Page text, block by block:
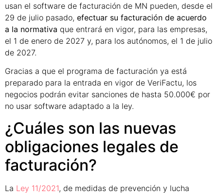
usan el software de facturación de MN pueden, desde el
29 de julio pasado, efectuar su facturación de acuerdo
a la normativa que entrará en vigor, para las empresas,
el 1 de enero de 2027 y, para los autónomos, el 1 de julio
de 2027.
Gracias a que el programa de facturación ya está
preparado para la entrada en vigor de VeriFactu, los
negocios podrán evitar sanciones de hasta 50.000€ por
no usar software adaptado a la ley.
¿Cuáles son las nuevas
obligaciones legales de
facturación?
La Ley 11/2021, de medidas de prevención y lucha